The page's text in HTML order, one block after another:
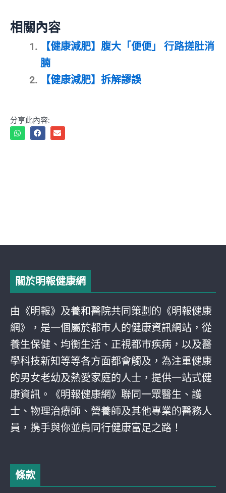
相關內容
【健康減肥】腹大「便便」 行路搓肚消
腩
【健康減肥】拆解謬誤
分享此內容:
關於明報健康網
由《明報》及養和醫院共同策劃的《明報健康
網》，是一個屬於都巿人的健康資訊網站，從
養生保健、均衡生活、正視都巿疾病，以及醫
學科技新知等等各方面都會觸及，為注重健康
的男女老幼及熱愛家庭的人士，提供一站式健
康資訊。《明報健康網》聯同一眾醫生、護
士、物理治療師、營養師及其他專業的醫務人
員，携手與你並肩同行健康富足之路！
條款